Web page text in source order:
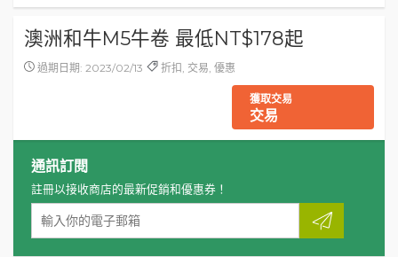
澳洲和牛M5牛卷 最低NT$178起
過期日期: 2023/02/13 折扣, 交易, 優惠
獲取交易
交易
通訊訂閱
註冊以接收商店的最新促銷和優惠券！